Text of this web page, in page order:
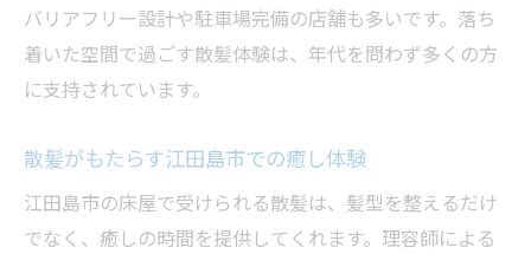
バリアフリー設計や駐車場完備の店舗も多いです。落ち
着いた空間で過ごす散髪体験は、年代を問わず多くの方
に支持されています。
散髪がもたらす江田島市での癒し体験
江田島市の床屋で受けられる散髪は、髪型を整えるだけ
でなく、癒しの時間を提供してくれます。理容師による